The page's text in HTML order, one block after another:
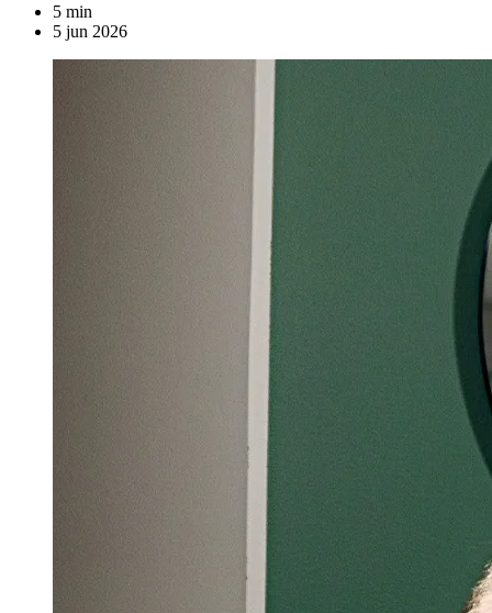
5 min
5 jun 2026